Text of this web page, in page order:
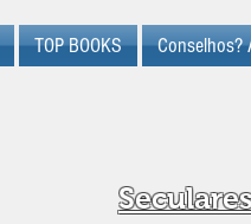
TOP BOOKS Conselhos?